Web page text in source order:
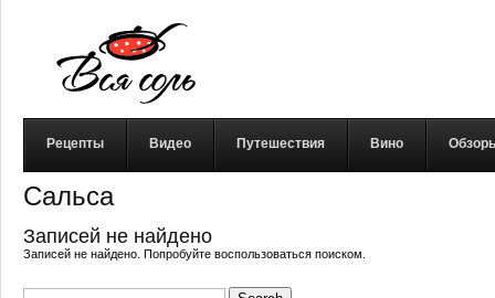
Рецепты Видео Путешествия Вино
Сальса
Записей не найдено
Записей не найдено. Попробуйте воспользоваться поиском.
Search